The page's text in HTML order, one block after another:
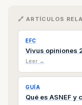
🔗 ARTÍCULOS
EFC
Vivus opiniones
Leer →
GUÍA
Qué es ASNEF